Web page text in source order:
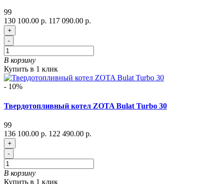
99
130 100.00 р. 117 090.00 р.
+
-
В корзину
Купить в 1 клик
- 10%
Твердотопливный котел ZOTA Bulat Turbo 30
99
136 100.00 р. 122 490.00 р.
+
-
В корзину
Купить в 1 клик